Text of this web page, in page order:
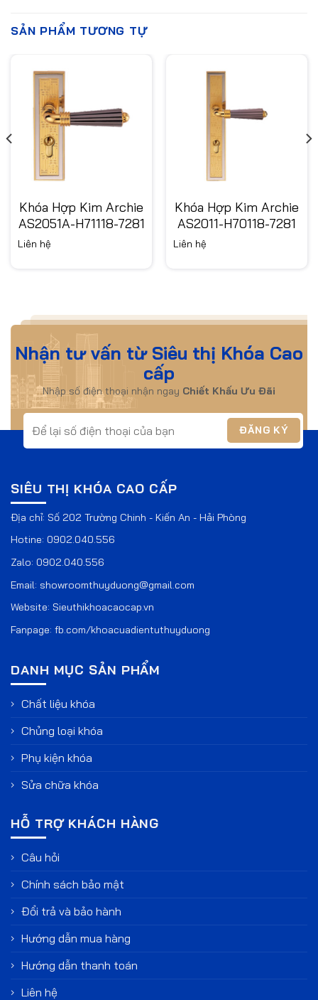
SẢN PHẨM TƯƠNG TỰ
Khóa Hợp Kim Archie
AS2051A-H71118-7281
Liên hệ
Khóa Hợp Kim Archie
AS2011-H70118-7281
Liên hệ
Nhận tư vấn từ Siêu thị Khóa Cao
cấp
Nhập số điện thoại nhận ngay Chiết Khấu Ưu Đãi
SIÊU THỊ KHÓA CAO CẤP
Địa chỉ: Số 202 Trường Chinh - Kiến An - Hải Phòng
Hotine: 0902.040.556
Zalo: 0902.040.556
Email: showroomthuyduong@gmail.com
Website: Sieuthikhoacaocap.vn
Fanpage: fb.com/khoacuadientuthuyduong
DANH MỤC SẢN PHẨM
Chất liệu khóa
Chủng loại khóa
Phụ kiện khóa
Sửa chữa khóa
HỖ TRỢ KHÁCH HÀNG
Câu hỏi
Chính sách bảo mật
Đổi trả và bảo hành
Hướng dẫn mua hàng
Hướng dẫn thanh toán
Liên hệ